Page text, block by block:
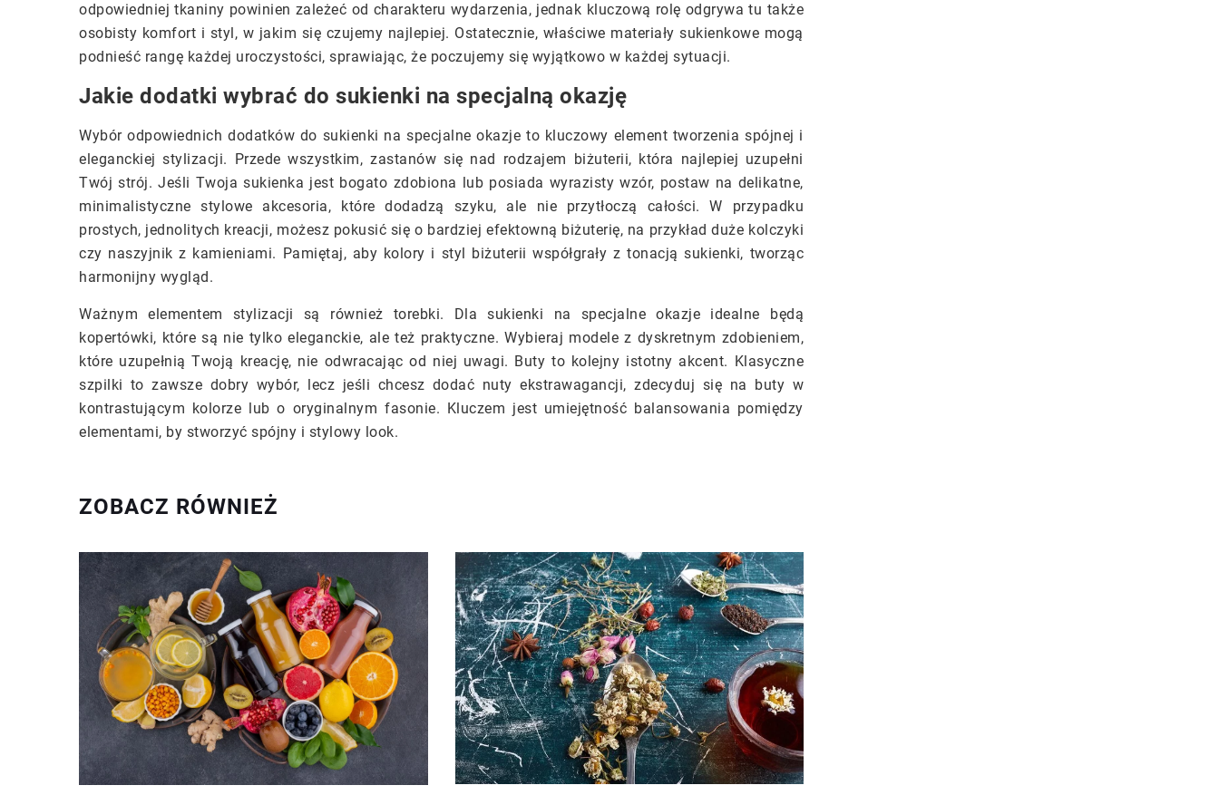
odpowiedniej tkaniny powinien zależeć od charakteru wydarzenia, jednak kluczową rolę odgrywa tu także
osobisty komfort i styl, w jakim się czujemy najlepiej. Ostatecznie, właściwe materiały sukienkowe mogą
podnieść rangę każdej uroczystości, sprawiając, że poczujemy się wyjątkowo w każdej sytuacji.
Jakie dodatki wybrać do sukienki na specjalną okazję
Wybór odpowiednich dodatków do sukienki na specjalne okazje to kluczowy element tworzenia spójnej i
eleganckiej stylizacji. Przede wszystkim, zastanów się nad rodzajem biżuterii, która najlepiej uzupełni
Twój strój. Jeśli Twoja sukienka jest bogato zdobiona lub posiada wyrazisty wzór, postaw na delikatne,
minimalistyczne stylowe akcesoria, które dodadzą szyku, ale nie przytłoczą całości. W przypadku
prostych, jednolitych kreacji, możesz pokusić się o bardziej efektowną biżuterię, na przykład duże kolczyki
czy naszyjnik z kamieniami. Pamiętaj, aby kolory i styl biżuterii współgrały z tonacją sukienki, tworząc
harmonijny wygląd.
Ważnym elementem stylizacji są również torebki. Dla sukienki na specjalne okazje idealne będą
kopertówki, które są nie tylko eleganckie, ale też praktyczne. Wybieraj modele z dyskretnym zdobieniem,
które uzupełnią Twoją kreację, nie odwracając od niej uwagi. Buty to kolejny istotny akcent. Klasyczne
szpilki to zawsze dobry wybór, lecz jeśli chcesz dodać nuty ekstrawagancji, zdecyduj się na buty w
kontrastującym kolorze lub o oryginalnym fasonie. Kluczem jest umiejętność balansowania pomiędzy
elementami, by stworzyć spójny i stylowy look.
ZOBACZ RÓWNIEŻ